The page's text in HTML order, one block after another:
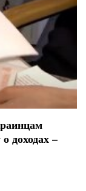
доходах –